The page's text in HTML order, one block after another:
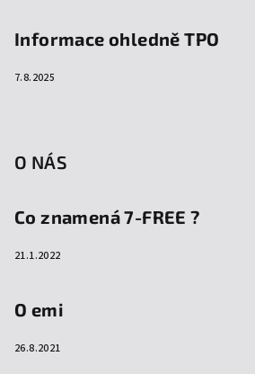
Informace ohledně TPO
7.8.2025
O NÁS
Co znamená 7-FREE ?
21.1.2022
O emi
26.8.2021